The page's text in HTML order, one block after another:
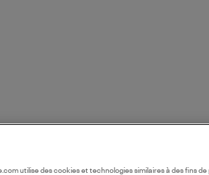
utilise des cookies et technologies similaires à des fins